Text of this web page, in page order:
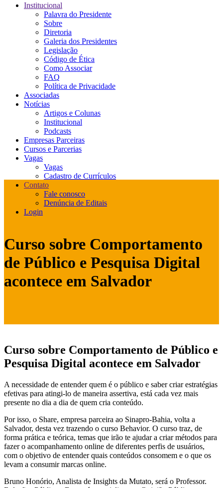
Institucional
Palavra do Presidente
Sobre
Diretoria
Galeria dos Presidentes
Legislação
Código de Ética
Como Associar
FAQ
Política de Privacidade
Associadas
Notícias
Artigos e Colunas
Institucional
Podcasts
Empresas Parceiras
Cursos e Parcerias
Vagas
Vagas
Cadastro de Currículos
Contato
Fale conosco
Denúncia de Editais
Login
Curso sobre Comportamento
de Público e Pesquisa Digital
acontece em Salvador
Curso sobre Comportamento de Público e
Pesquisa Digital acontece em Salvador
A necessidade de entender quem é o público e saber criar estratégias
efetivas para atingi-lo de maneira assertiva, está cada vez mais
presente no dia a dia de quem cria conteúdo.
Por isso, o Share, empresa parceira ao Sinapro-Bahia, volta a
Salvador, desta vez trazendo o curso Behavior. O curso traz, de
forma prática e teórica, temas que irão te ajudar a criar métodos para
fazer o acompanhamento online de diferentes perfis de usuários,
com o objetivo de entender quais conteúdos consomem e o que os
levam a consumir marcas online.
Bruno Honório, Analista de Insights da Mutato, será o Professor.